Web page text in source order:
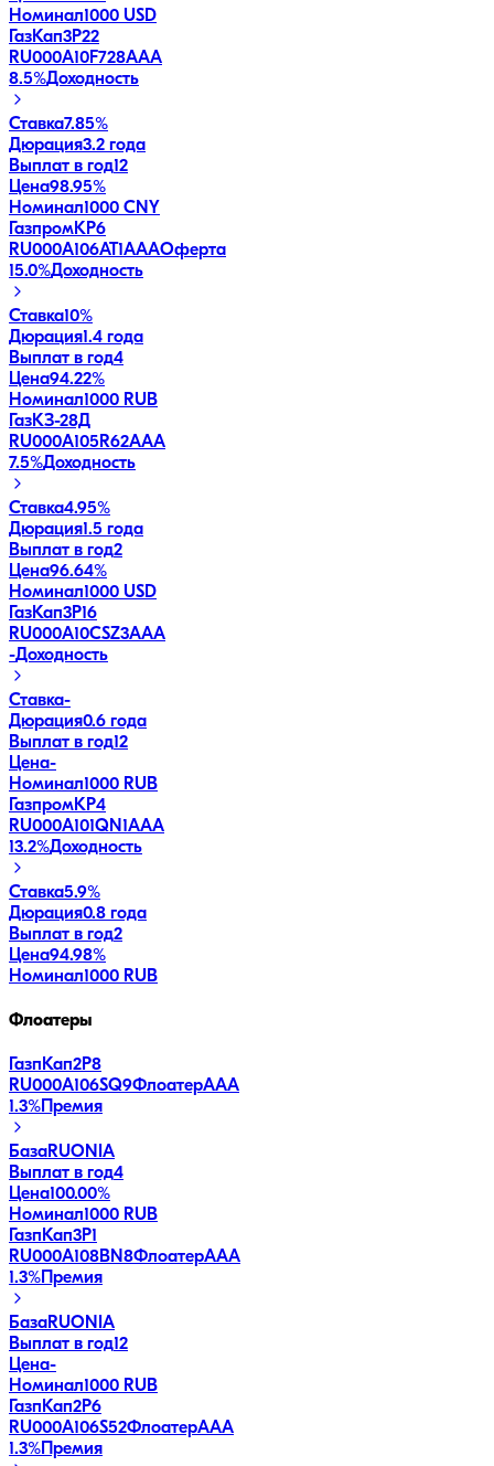
Номинал1000 USD
ГазКап3P22
RU000A10F728AAA
8.5%Доходность
Ставка7.85%
Дюрация3.2 года
Выплат в год12
Цена98.95%
Номинал1000 CNY
ГазпромКP6
RU000A106AT1AAAОферта
15.0%Доходность
Ставка10%
Дюрация1.4 года
Выплат в год4
Цена94.22%
Номинал1000 RUB
ГазКЗ-28Д
RU000A105R62AAA
7.5%Доходность
Ставка4.95%
Дюрация1.5 года
Выплат в год2
Цена96.64%
Номинал1000 USD
ГазКап3P16
RU000A10CSZ3AAA
-Доходность
Ставка-
Дюрация0.6 года
Выплат в год12
Цена-
Номинал1000 RUB
ГазпромКP4
RU000A101QN1AAA
13.2%Доходность
Ставка5.9%
Дюрация0.8 года
Выплат в год2
Цена94.98%
Номинал1000 RUB
Флоатеры
ГазпКап2P8
RU000A106SQ9ФлоатерAAA
1.3% Премия
БазаRUONIA
Выплат в год4
Цена100.00%
Номинал1000 RUB
ГазпКап3P1
RU000A108BN8ФлоатерAAA
1.3% Премия
БазаRUONIA
Выплат в год12
Цена-
Номинал1000 RUB
ГазпКап2P6
RU000A106S52ФлоатерAAA
1.3% Премия